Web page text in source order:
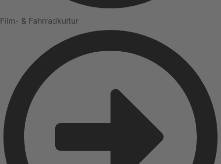
Film- & Fahrradkultur